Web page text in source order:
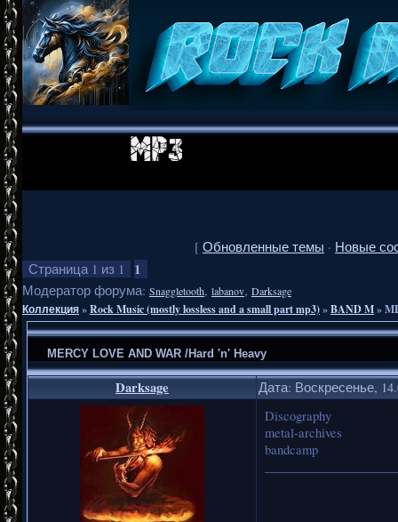
[ Обновленные темы · Новые
Страница 1 из 1 1
Модератор форума: Snaggletooth, labanov, Darksage
Коллекция»Rock Music (mostly lossless and a small part mp3)»BAND M»
MERCY LOVE AND WAR /Hard 'n' Heavy
Darksage Дата: Воскресенье,
Discography
metal-archives
bandcamp